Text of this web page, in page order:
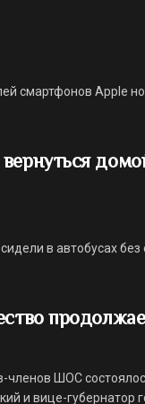
смартфонов Apple
в автобусах
членов ШОС
и вице-